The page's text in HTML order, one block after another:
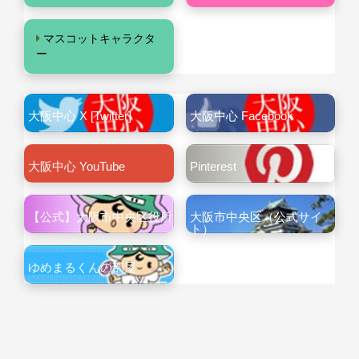
マスコットキャラクタ
ー
大阪中心 X [Twitter] 大阪中心 Facebook
大阪中心 YouTube Pinterest
【公式】大阪市中央区役所
大阪市中央区（公式サイ
ト）
ゆめまるくんの部屋